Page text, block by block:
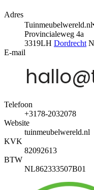
Adres
Tuinmeubelwereld.nl
Provincialeweg 4a
3319LH Dordrecht
E-mail
Telefoon
+3178-2032078
Website
tuinmeubelwereld.nl
KVK
82092613
BTW
NL862333507B01